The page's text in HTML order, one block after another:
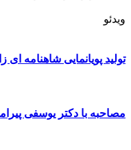
ویدئو
تولید پویانمایی شاهنامه
مصاحبه با دکتر یوسفی